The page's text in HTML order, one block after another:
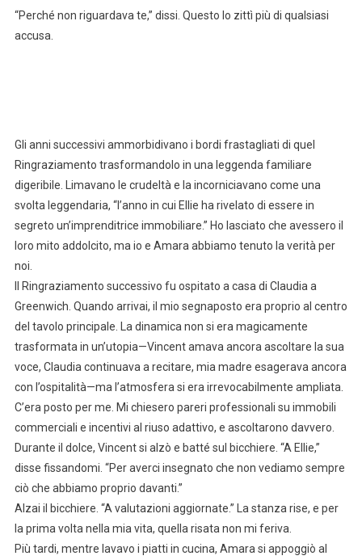
“Perché non riguardava te,” dissi. Questo lo zittì più di qualsiasi
accusa.
Gli anni successivi ammorbidivano i bordi frastagliati di quel
Ringraziamento trasformandolo in una leggenda familiare
digeribile. Limavano le crudeltà e la incorniciavano come una
svolta leggendaria, “l’anno in cui Ellie ha rivelato di essere in
segreto un’imprenditrice immobiliare.” Ho lasciato che avessero il
loro mito addolcito, ma io e Amara abbiamo tenuto la verità per
noi.
Il Ringraziamento successivo fu ospitato a casa di Claudia a
Greenwich. Quando arrivai, il mio segnaposto era proprio al centro
del tavolo principale. La dinamica non si era magicamente
trasformata in un’utopia—Vincent amava ancora ascoltare la sua
voce, Claudia continuava a recitare, mia madre esagerava ancora
con l’ospitalità—ma l’atmosfera si era irrevocabilmente ampliata.
C’era posto per me. Mi chiesero pareri professionali su immobili
commerciali e incentivi al riuso adattivo, e ascoltarono davvero.
Durante il dolce, Vincent si alzò e batté sul bicchiere. “A Ellie,”
disse fissandomi. “Per averci insegnato che non vediamo sempre
ciò che abbiamo proprio davanti.”
Alzai il bicchiere. “A valutazioni aggiornate.” La stanza rise, e per
la prima volta nella mia vita, quella risata non mi feriva.
Più tardi, mentre lavavo i piatti in cucina, Amara si appoggiò al